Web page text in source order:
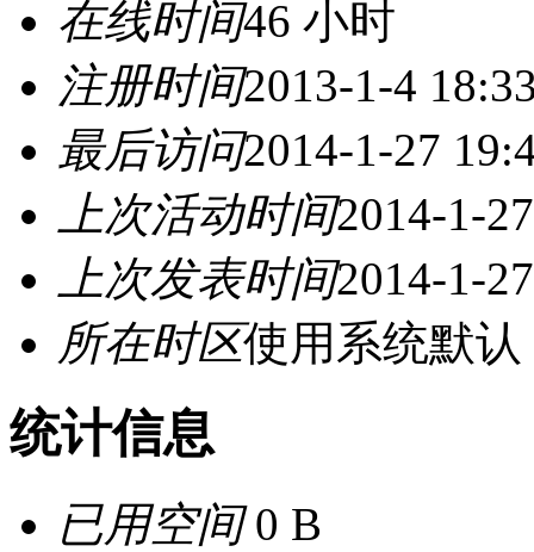
在线时间46 小时
注册时间2013-1-4
最后访问2014-1-27
上次活动时间2014-1-
上次发表时间2014-1-
所在时区使用系统默认
统计信息
已用空间0 B